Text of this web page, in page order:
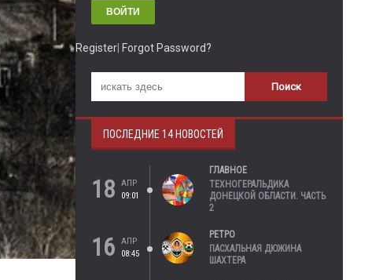
Register Forgot Password?
ПОСЛЕДНИЕ 14 НОВОСТЕЙ
18
АПР
09:01
ГЛАВНОЕ
ТЕХНОГЕРАЛЬДИКА
ДОНЕЦКОЙ ОБЛАСТИ. ЧАСТЬ
2
16
АПР
08:45
РЕТРО
ПАСХАЛЬНАЯ ДЮЖИНА
ШАХТЕРА